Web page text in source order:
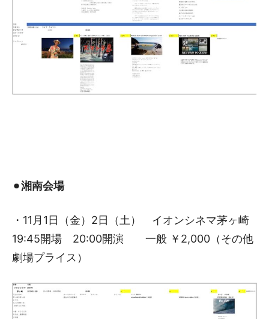
⚫︎湘南会場
・11月1日（金）2日（土） イオンシネマ茅ヶ崎
19:45開場 20:00開演 一般 ￥2,000（その他
劇場プライス）